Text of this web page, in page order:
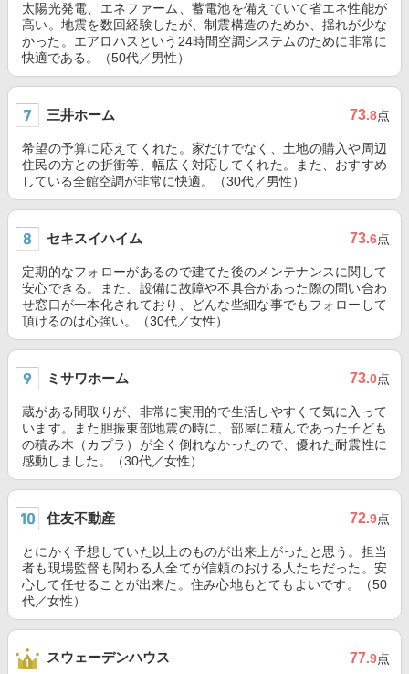
太陽光発電、エネファーム、蓄電池を備えていて省エネ性能が
高い。地震を数回経験したが、制震構造のためか、揺れが少な
かった。エアロハスという24時間空調システムのために非常に
快適である。（50代／男性）
三井ホーム 73.8点
希望の予算に応えてくれた。家だけでなく、土地の購入や周辺
住民の方との折衝等、幅広く対応してくれた。また、おすすめ
している全館空調が非常に快適。（30代／男性）
セキスイハイム 73.6点
定期的なフォローがあるので建てた後のメンテナンスに関して
安心できる。また、設備に故障や不具合があった際の問い合わ
せ窓口が一本化されており、どんな些細な事でもフォローして
頂けるのは心強い。（30代／女性）
ミサワホーム 73.0点
蔵がある間取りが、非常に実用的で生活しやすくて気に入って
います。また胆振東部地震の時に、部屋に積んであった子ども
の積み木（カプラ）が全く倒れなかったので、優れた耐震性に
感動しました。（30代／女性）
住友不動産 72.9点
とにかく予想していた以上のものが出来上がったと思う。担当
者も現場監督も関わる人全てが信頼のおける人たちだった。安
心して任せることが出来た。住み心地もとてもよいです。（50
代／女性）
スウェーデンハウス 77.9点